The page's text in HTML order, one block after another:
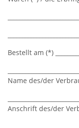
Bestellt am (*)
Name des/der
Anschrift des/der